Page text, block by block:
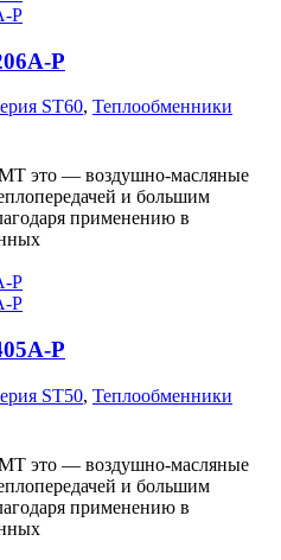
P
ST60, Теплообменники
это — воздушно-масляные
и большим
применению в
P
ST50, Теплообменники
это — воздушно-масляные
и большим
применению в